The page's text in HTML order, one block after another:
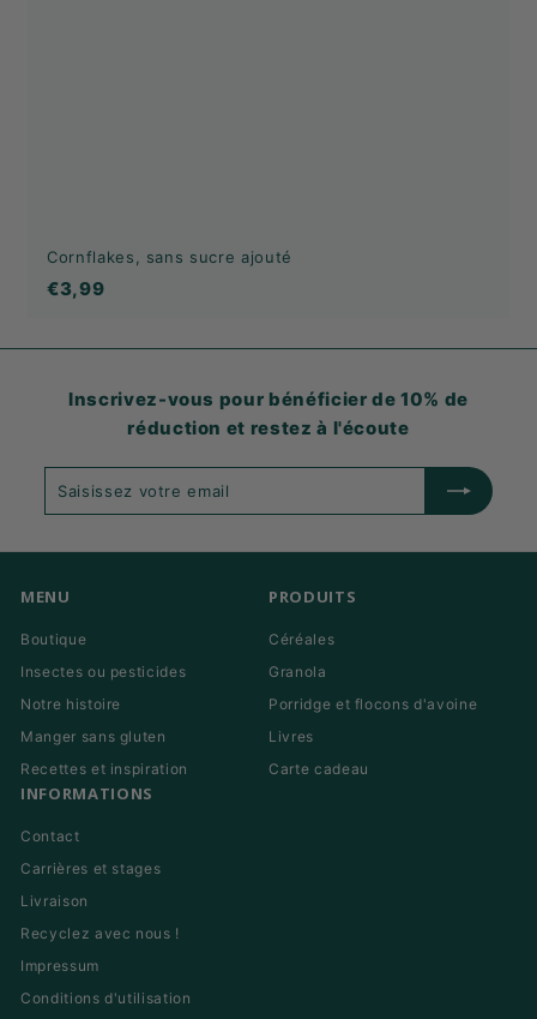
Cornflakes, sans sucre ajouté
€3,99€3,99
Inscrivez-vous pour bénéficier de 10% de
réduction et restez à l'écoute
MENU
Boutique
Insectes ou pesticides
Notre histoire
Manger sans gluten
Recettes et inspiration
PRODUITS
Céréales
Granola
Porridge et flocons d'avoine
Livres
Carte cadeau
INFORMATIONS
Contact
Carrières et stages
Livraison
Recyclez avec nous !
Impressum
Conditions d'utilisation